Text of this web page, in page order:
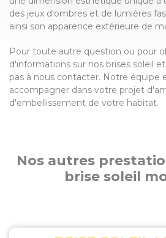
des jeux d'ombres et de lumières
ainsi son apparence extérieure de
Pour toute autre question ou pour
d'informations sur nos brises soleil
pas à nous contacter. Notre équipe
accompagner dans votre projet
d'embellissement de votre habitat.
Nos autres
brise soleil